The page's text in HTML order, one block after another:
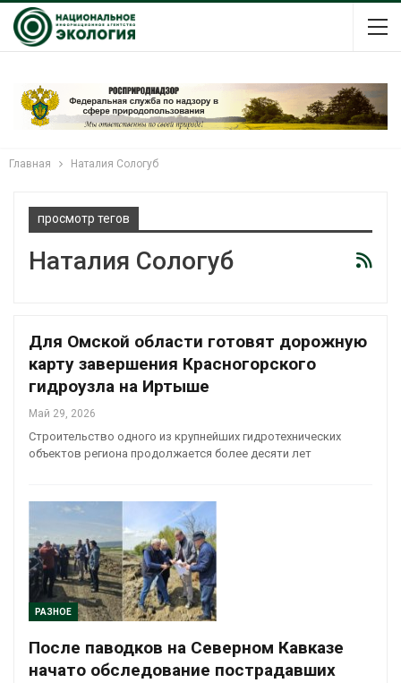
Главная Наталия Сологуб
просмотр тегов
Наталия Сологуб
Для Омской области готовят дорожную
карту завершения Красногорского
гидроузла на Иртыше
Май 29, 2026
Строительство одного из крупнейших гидротехнических
объектов региона продолжается более десяти лет
РАЗНОЕ
После паводков на Северном Кавказе
начато обследование пострадавших